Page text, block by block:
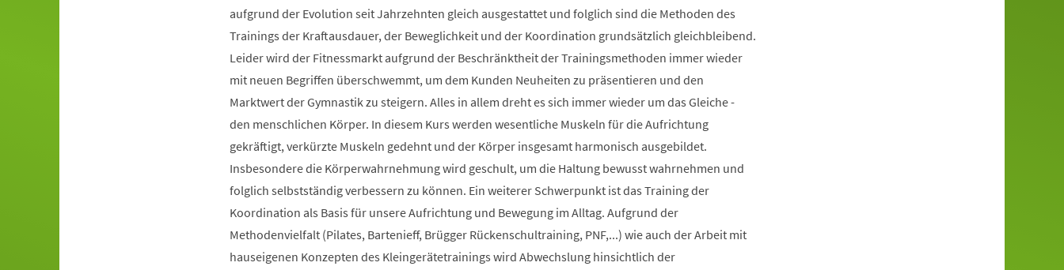
aufgrund der Evolution seit Jahrzehnten gleich ausgestattet und folglich sind die Methoden des
Trainings der Kraftausdauer, der Beweglichkeit und der Koordination grundsätzlich gleichbleibend.
Leider wird der Fitnessmarkt aufgrund der Beschränktheit der Trainingsmethoden immer wieder
mit neuen Begriffen überschwemmt, um dem Kunden Neuheiten zu präsentieren und den
Marktwert der Gymnastik zu steigern. Alles in allem dreht es sich immer wieder um das Gleiche -
den menschlichen Körper. In diesem Kurs werden wesentliche Muskeln für die Aufrichtung
gekräftigt, verkürzte Muskeln gedehnt und der Körper insgesamt harmonisch ausgebildet.
Insbesondere die Körperwahrnehmung wird geschult, um die Haltung bewusst wahrnehmen und
folglich selbstständig verbessern zu können. Ein weiterer Schwerpunkt ist das Training der
Koordination als Basis für unsere Aufrichtung und Bewegung im Alltag. Aufgrund der
Methodenvielfalt (Pilates, Bartenieff, Brügger Rückenschultraining, PNF,...) wie auch der Arbeit mit
hauseigenen Konzepten des Kleingerätetrainings wird Abwechslung hinsichtlich der